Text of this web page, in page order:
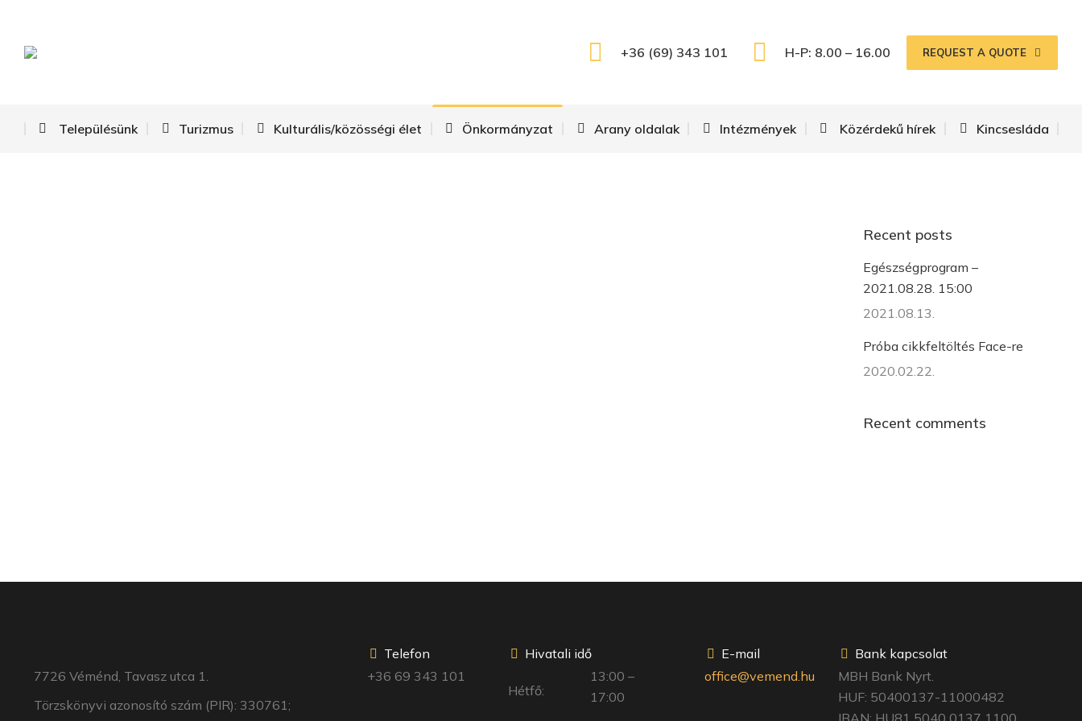
+36 (69) 343 101 H-P: 8.00 – 16.00 REQUEST A QUOTE
Településünk Turizmus Kulturális/közösségi élet Önkormányzat Arany oldalak Intézmények Közérdekű hírek Kincsesláda
Recent posts
Egészségprogram –
2021.08.28. 15:00
2021.08.13.
Próba cikkfeltöltés Face-re
2020.02.22.
Recent comments
7726 Véménd, Tavasz utca 1.
Törzskönyvi azonosító szám (PIR): 330761;
Telefon
+36 69 343 101
Hivatali idő
Hétfő:
13:00 –
17:00
E-mail
office@vemend.hu
Bank kapcsolat
MBH Bank Nyrt.
HUF: 50400137-11000482
IBAN: HU81 5040 0137 1100